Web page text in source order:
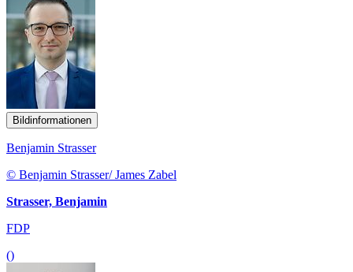
Bildinformationen
Benjamin Strasser
© Benjamin Strasser/ James Zabel
Strasser, Benjamin
FDP
()